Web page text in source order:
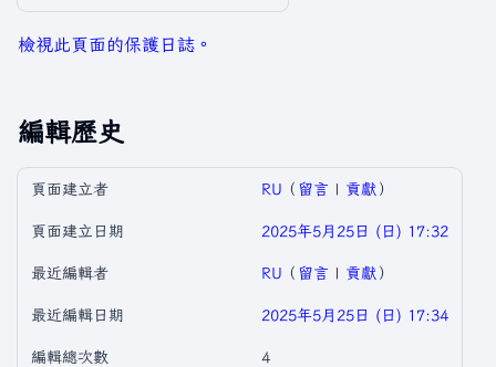
檢視此頁面的保護日誌。
編輯歷史
頁面建立者 RU （ 留言 | 貢獻 ）
頁面建立日期 2025年5月25日 (日) 17:32
最近編輯者 RU （ 留言 | 貢獻 ）
最近編輯日期 2025年5月25日 (日) 17:34
編輯總次數 4